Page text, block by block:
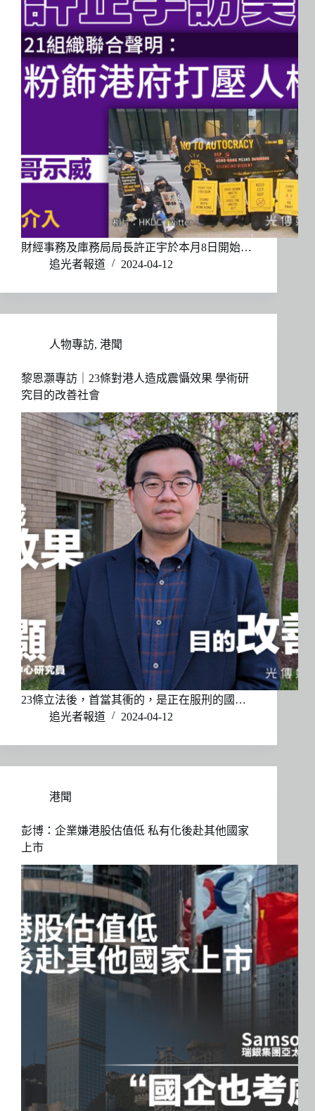
財經事務及庫務局局長許正宇於本月8日開始…
追光者報道
2024-04-12
人物專訪, 港聞
黎恩灝專訪｜23條對港人造成震懾效果 學術研
究目的改善社會
23條立法後，首當其衝的，是正在服刑的國…
追光者報道
2024-04-12
港聞
彭博：企業嫌港股估值低 私有化後赴其他國家
上市